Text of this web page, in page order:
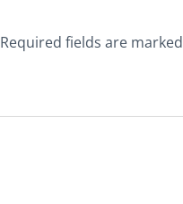
Required fields are marked